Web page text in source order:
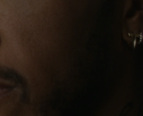
von seiner Lust auf neue
Welt hört er nicht auf, sich
und immer weiter zu lernen.
ist immer an seiner Seite – und
erzählt die Geschichte eines
davon, was er dort erlebt hat.